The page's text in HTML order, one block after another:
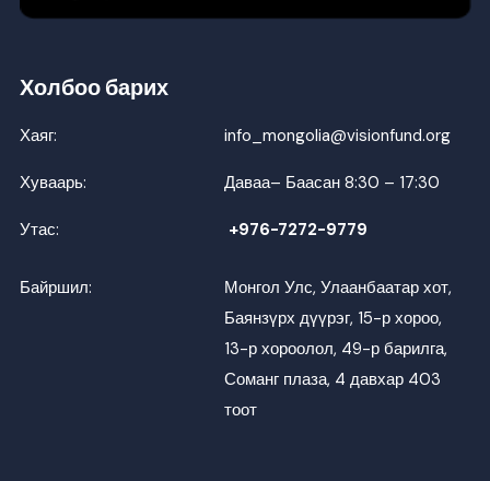
Холбоо барих
Хаяг: info_mongolia@visionfund.org
Хуваарь: Даваа– Баасан 8:30 – 17:30
Утас: +976-7272-9779
Байршил:
Монгол Улс, Улаанбаатар хот,
Баянзүрх дүүрэг, 15-р хороо,
13-р хороолол, 49-р барилга,
Соманг плаза, 4 давхар 403
тоот